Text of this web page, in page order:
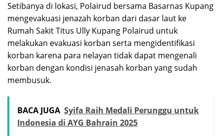
Setibanya di lokasi, Polairud bersama Basarnas Kupang
mengevakuasi jenazah korban dari dasar laut ke
Rumah Sakit Titus Ully Kupang Polairud untuk
melakukan evakuasi korban serta mengidentifikasi
korban karena para nelayan tidak dapat mengenali
korban dengan kondisi jenasah korban yang sudah
membusuk.
BACA JUGA Syifa Raih Medali Perunggu untuk
Indonesia di AYG Bahrain 2025